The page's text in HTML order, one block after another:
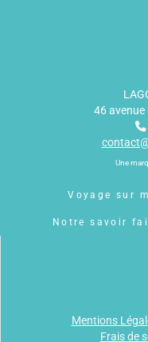
46 avenue
Une
Voyage sur
Notre savoir
Mentions
Frais de